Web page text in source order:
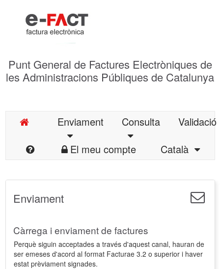
Punt General de Factures Electròniques de
les Administracions Públiques de Catalunya
Enviament Consulta
Validació
El meu compte
Català
Enviament
Càrrega i enviament de factures
Perquè siguin acceptades a través d'aquest canal, hauran de
ser emeses d'acord al format Facturae 3.2 o superior i haver
estat prèviament signades.